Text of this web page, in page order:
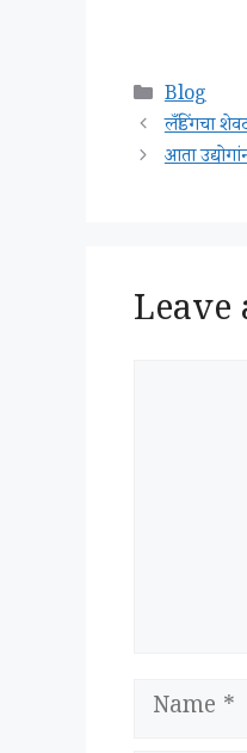
Categories
Blog
लँडिंगचा
आता
Leave
Name